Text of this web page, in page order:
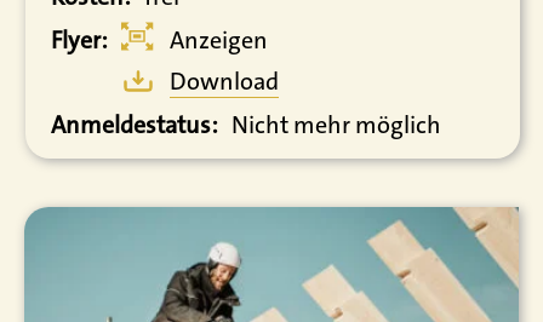
Flyer:
Anzeigen
Download
Anmeldestatus: Nicht mehr möglich